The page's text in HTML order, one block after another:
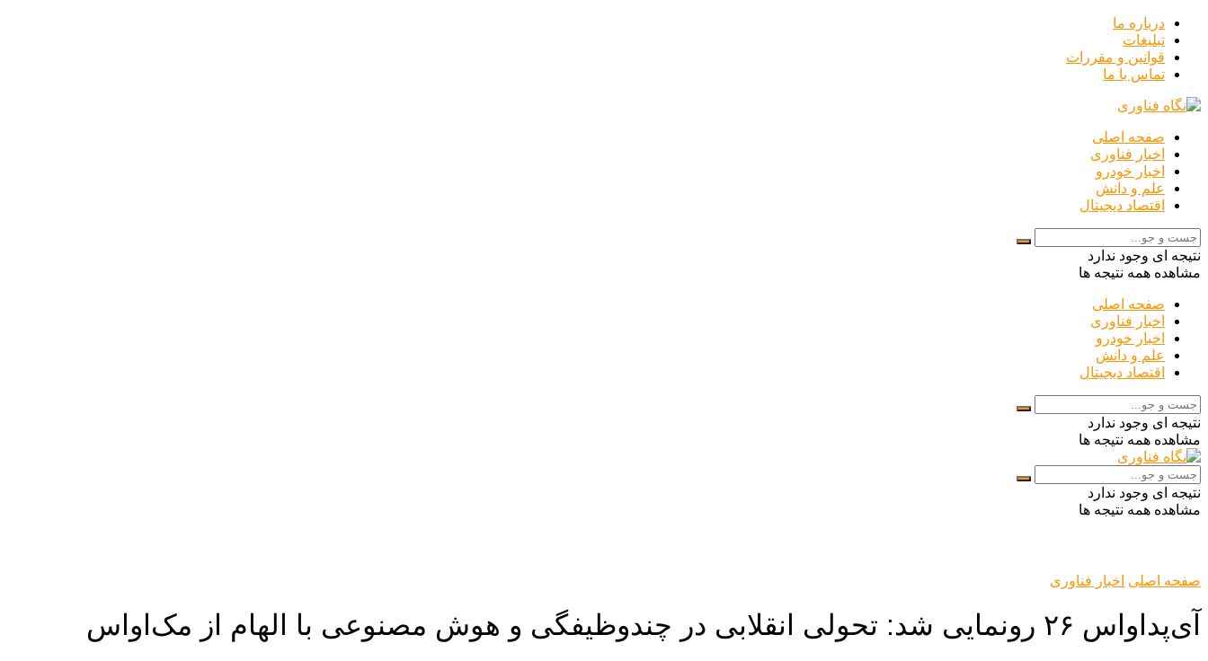
درباره ما
تبلیغات
قوانین و مقررات
تماس با ما
صفحه اصلی
اخبار فناوری
اخبار خودرو
علم و دانش
اقتصاد دیجیتال
نتیجه ای وجود ندارد
مشاهده همه نتیجه ها
صفحه اصلی
اخبار فناوری
اخبار خودرو
علم و دانش
اقتصاد دیجیتال
نتیجه ای وجود ندارد
مشاهده همه نتیجه ها
نتیجه ای وجود ندارد
مشاهده همه نتیجه ها
صفحه اصلی اخبار فناوری
آی‌پداو‌اس ۲۶ رونمایی شد: تحولی انقلابی در چندوظیفگی و هوش مصنوعی با الهام از مک‌او‌اس